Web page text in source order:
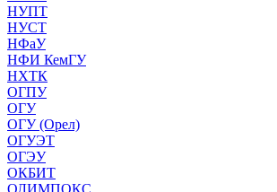
НУПТ
НУСТ
НФаУ
НФИ КемГУ
НХТК
ОГПУ
ОГУ
ОГУ (Орел)
ОГУЭТ
ОГЭУ
ОКБИТ
ОЛИМПОКС